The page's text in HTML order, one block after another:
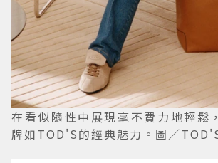
在看似隨性中展現毫不費力地輕鬆
牌如TOD'S的經典魅力。圖／